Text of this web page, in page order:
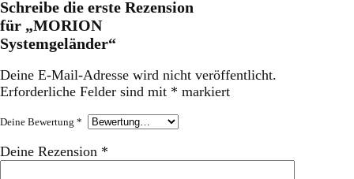
Schreibe die erste Rezension
für „MORION
Systemgeländer“
Deine E-Mail-Adresse wird nicht veröffentlicht.
Erforderliche Felder sind mit * markiert
Deine Bewertung *
Deine Rezension *